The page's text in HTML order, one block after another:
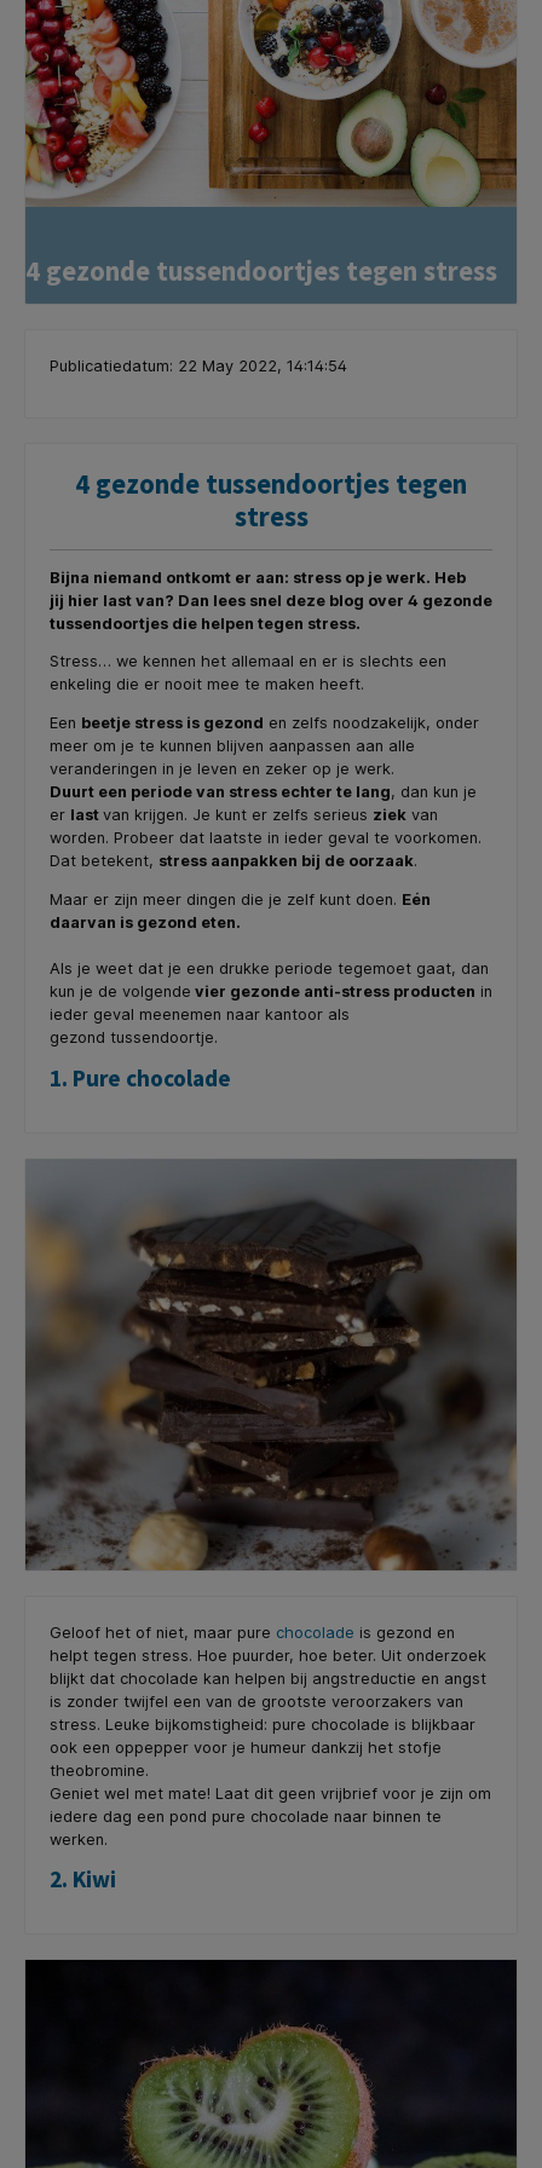
4 gezonde tussendoortjes tegen stress
Publicatiedatum: 22 May 2022, 14:14:54
4 gezonde tussendoortjes tegen
stress
Bijna niemand ontkomt er aan: stress op je werk. Heb
jij hier last van? Dan lees snel deze blog over 4 gezonde
tussendoortjes die helpen tegen stress.
Stress… we kennen het allemaal en er is slechts een
enkeling die er nooit mee te maken heeft.
Een beetje stress is gezond en zelfs noodzakelijk, onder
meer om je te kunnen blijven aanpassen aan alle
veranderingen in je leven en zeker op je werk.
Duurt een periode van stress echter te lang, dan kun je
er last van krijgen. Je kunt er zelfs serieus ziek van
worden. Probeer dat laatste in ieder geval te voorkomen.
Dat betekent, stress aanpakken bij de oorzaak.
Maar er zijn meer dingen die je zelf kunt doen. Eén
daarvan is gezond eten.
Als je weet dat je een drukke periode tegemoet gaat, dan
kun je de volgende vier gezonde anti-stress producten in
ieder geval meenemen naar kantoor als
gezond tussendoortje.
1. Pure chocolade
Geloof het of niet, maar pure chocolade is gezond en
helpt tegen stress. Hoe puurder, hoe beter. Uit onderzoek
blijkt dat chocolade kan helpen bij angstreductie en angst
is zonder twijfel een van de grootste veroorzakers van
stress. Leuke bijkomstigheid: pure chocolade is blijkbaar
ook een oppepper voor je humeur dankzij het stofje
theobromine.
Geniet wel met mate! Laat dit geen vrijbrief voor je zijn om
iedere dag een pond pure chocolade naar binnen te
werken.
2. Kiwi